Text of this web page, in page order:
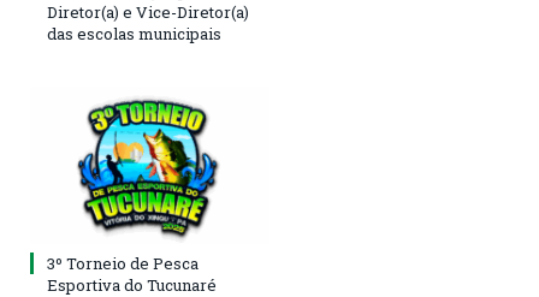
Diretor(a) e Vice-Diretor(a)
das escolas municipais
3º Torneio de Pesca
Esportiva do Tucunaré